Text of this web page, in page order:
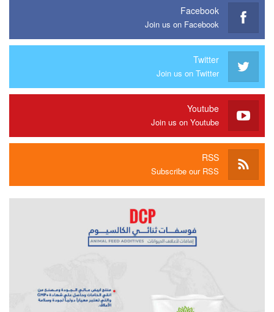
Facebook
Join us on Facebook
Twitter
Join us on Twitter
Youtube
Join us on Youtube
RSS
Subscribe our RSS